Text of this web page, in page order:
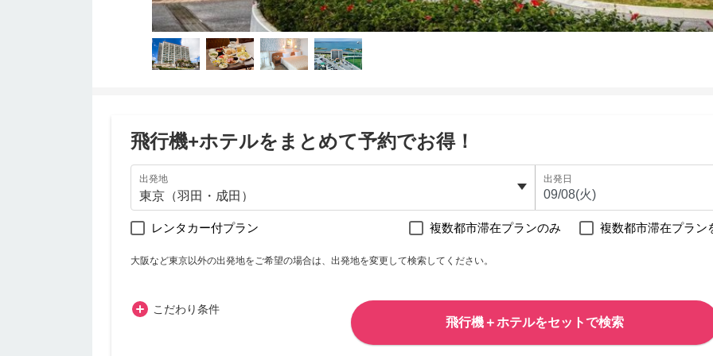
飛行機+ホテルをまとめて予約でお得！
出発地 出発日
レンタカー付プラン 複数都市滞在プランのみ 複数都市滞在プラン
大阪など東京以外の出発地をご希望の場合は、出発地を変更して検索してください。
こだわり条件
飛行機＋ホテルをセットで検索